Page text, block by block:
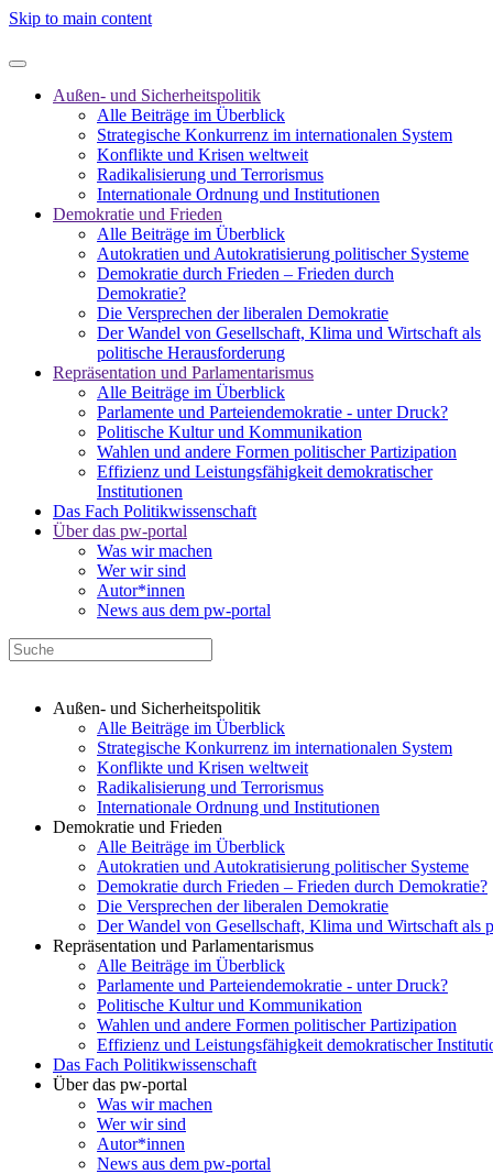
Skip to main content
Außen- und Sicherheitspolitik
Alle Beiträge im Überblick
Strategische Konkurrenz im internationalen System
Konflikte und Krisen weltweit
Radikalisierung und Terrorismus
Internationale Ordnung und Institutionen
Demokratie und Frieden
Alle Beiträge im Überblick
Autokratien und Autokratisierung politischer Systeme
Demokratie durch Frieden – Frieden durch
Demokratie?
Die Versprechen der liberalen Demokratie
Der Wandel von Gesellschaft, Klima und Wirtschaft als
politische Herausforderung
Repräsentation und Parlamentarismus
Alle Beiträge im Überblick
Parlamente und Parteiendemokratie - unter Druck?
Politische Kultur und Kommunikation
Wahlen und andere Formen politischer Partizipation
Effizienz und Leistungsfähigkeit demokratischer
Institutionen
Das Fach Politikwissenschaft
Über das pw-portal
Was wir machen
Wer wir sind
Autor*innen
News aus dem pw-portal
Außen- und Sicherheitspolitik
Alle Beiträge im Überblick
Strategische Konkurrenz im internationalen System
Konflikte und Krisen weltweit
Radikalisierung und Terrorismus
Internationale Ordnung und Institutionen
Demokratie und Frieden
Alle Beiträge im Überblick
Autokratien und Autokratisierung politischer Systeme
Demokratie durch Frieden – Frieden durch Demokratie?
Die Versprechen der liberalen Demokratie
Der Wandel von Gesellschaft, Klima und Wirtschaft als
Repräsentation und Parlamentarismus
Alle Beiträge im Überblick
Parlamente und Parteiendemokratie - unter Druck?
Politische Kultur und Kommunikation
Wahlen und andere Formen politischer Partizipation
Effizienz und Leistungsfähigkeit demokratischer
Das Fach Politikwissenschaft
Über das pw-portal
Was wir machen
Wer wir sind
Autor*innen
News aus dem pw-portal